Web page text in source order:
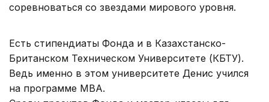
соревноваться со звездами мирового уровня.
Есть стипендиаты Фонда и в Казахстанско-
Британском Техническом Университете (КБТУ).
Ведь именно в этом университете Денис учился
на программе МВА.